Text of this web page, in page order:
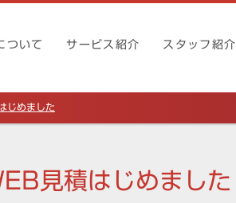
ついて サービス紹介 スタッフ紹介
じめました
見積はじめました